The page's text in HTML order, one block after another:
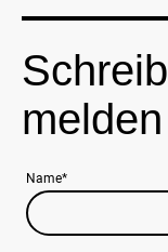
Name*